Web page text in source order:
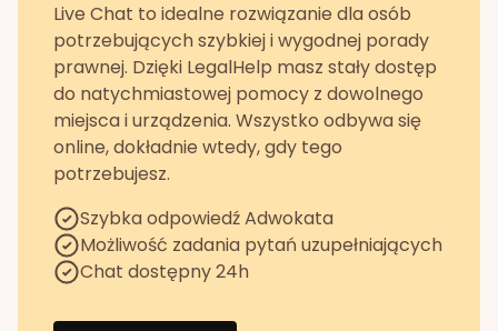
Live Chat to idealne rozwiązanie dla osób
potrzebujących szybkiej i wygodnej porady
prawnej. Dzięki LegalHelp masz stały dostęp
do natychmiastowej pomocy z dowolnego
miejsca i urządzenia. Wszystko odbywa się
online, dokładnie wtedy, gdy tego
potrzebujesz.
Szybka odpowiedź Adwokata
Możliwość zadania pytań uzupełniających
Chat dostępny 24h